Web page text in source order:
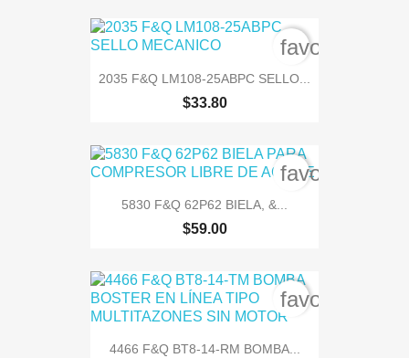
2035 F&Q LM108-25ABPC SELLO...
$33.80
5830 F&Q 62P62 BIELA, &...
$59.00
4466 F&Q BT8-14-RM BOMBA...